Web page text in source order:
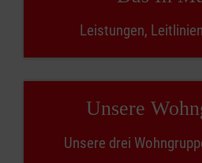
Leistungen,
Unsere
Unsere drei